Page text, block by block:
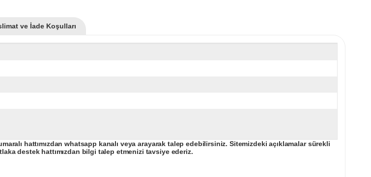
ve İade Koşulları
hattımızdan whatsapp kanalı veya arayarak talep edebilirsiniz. Sitemizdeki açıklamalar sürekli
destek hattımızdan bilgi talep etmenizi tavsiye ederiz.